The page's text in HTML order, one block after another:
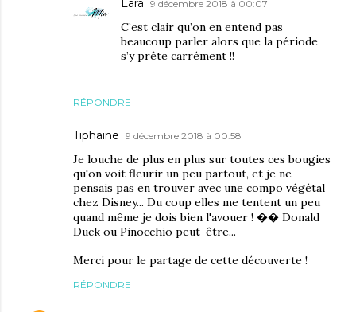
RÉPONDRE
Lara 9 décembre 2018 à 00:07
C’est clair qu’on en entend pas
beaucoup parler alors que la période
s’y prête carrément !!
Tiphaine 9 décembre 2018 à 00:58
Je louche de plus en plus sur toutes ces bougies
qu'on voit fleurir un peu partout, et je ne
pensais pas en trouver avec une compo végétal
chez Disney... Du coup elles me tentent un peu
quand même je dois bien l'avouer ! �� Donald
Duck ou Pinocchio peut-être...
Merci pour le partage de cette découverte !
RÉPONDRE